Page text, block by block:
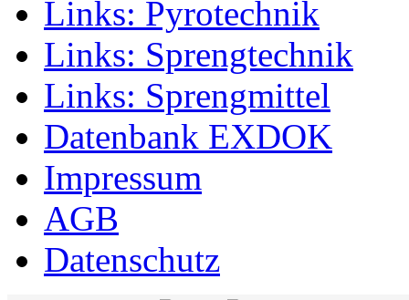
Links: Pyrotechnik
Links: Sprengtechnik
Links: Sprengmittel
Datenbank EXDOK
Impressum
AGB
Datenschutz